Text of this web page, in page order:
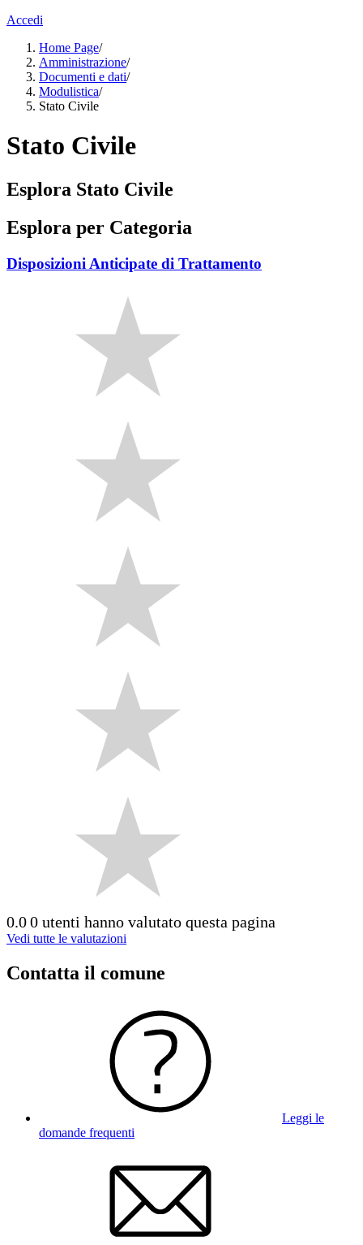
Accedi
Home Page/
Amministrazione/
Documenti e dati/
Modulistica/
Stato Civile
Stato Civile
Esplora Stato Civile
Esplora per Categoria
Disposizioni Anticipate di Trattamento
0.00 utenti hanno valutato questa pagina
Vedi tutte le valutazioni
Contatta il comune
Leggi le
domande frequenti